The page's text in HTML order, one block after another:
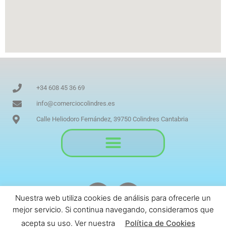
+34 608 45 36 69
info@comerciocolindres.es
Calle Heliodoro Fernández, 39750 Colindres Cantabria
Nuestra web utiliza cookies de análisis para ofrecerle un
mejor servicio. Si continua navegando, consideramos que
acepta su uso. Ver nuestra
Política de Cookies